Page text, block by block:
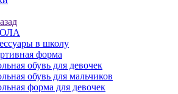
в школу
форма
обувь для девочек
обувь для мальчиков
форма для девочек